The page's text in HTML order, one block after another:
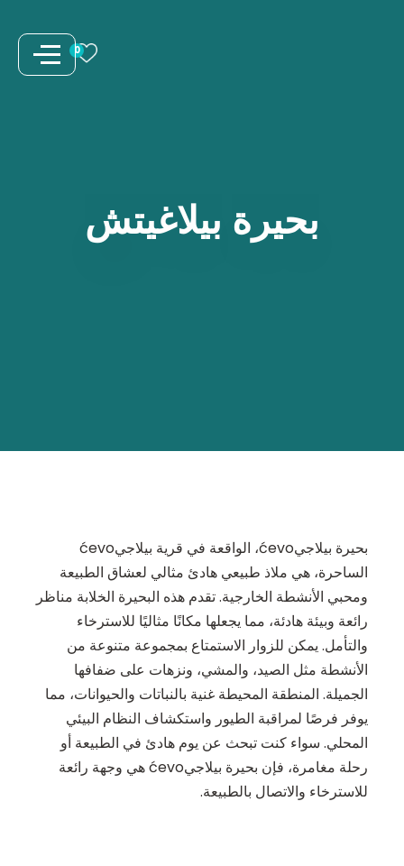
0
بحيرة بيلاغيتش
بحيرة بيلاجيćevo، الواقعة في قرية بيلاجيćevo
الساحرة، هي ملاذ طبيعي هادئ مثالي لعشاق الطبيعة
ومحبي الأنشطة الخارجية. تقدم هذه البحيرة الخلابة مناظر
رائعة وبيئة هادئة، مما يجعلها مكانًا مثاليًا للاسترخاء
والتأمل. يمكن للزوار الاستمتاع بمجموعة متنوعة من
الأنشطة مثل الصيد، والمشي، ونزهات على ضفافها
الجميلة. المنطقة المحيطة غنية بالنباتات والحيوانات، مما
يوفر فرصًا لمراقبة الطيور واستكشاف النظام البيئي
المحلي. سواء كنت تبحث عن يوم هادئ في الطبيعة أو
رحلة مغامرة، فإن بحيرة بيلاجيćevo هي وجهة رائعة
للاسترخاء والاتصال بالطبيعة.